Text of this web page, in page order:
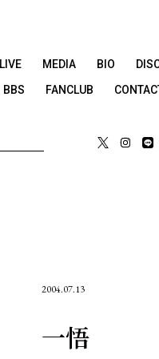
LIVE MEDIA BIO
BBS FANCLUB
2004.07.13
一悟